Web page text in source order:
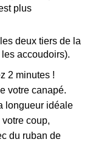
plus
deux tiers de la
accoudoirs).
2 minutes !
votre canapé.
longueur idéale
coup,
du ruban de